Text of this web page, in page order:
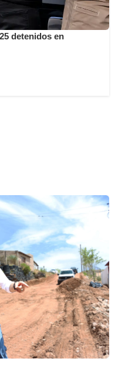
detenidos en